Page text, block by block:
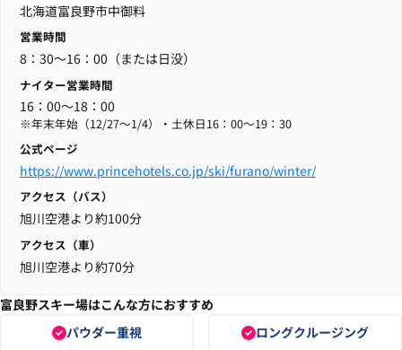
北海道富良野市中御料
営業時間
8：30～16：00（または日没）
ナイター営業時間
16：00～18：00
※年末年始（12/27～1/4）・土休日16：00～19：30
公式ページ
https://www.princehotels.co.jp/ski/furano/winter/
アクセス（バス）
旭川空港より約100分
アクセス（車）
旭川空港より約70分
富良野スキー場はこんな方におすすめ
パウダー重視
ロングクルージング